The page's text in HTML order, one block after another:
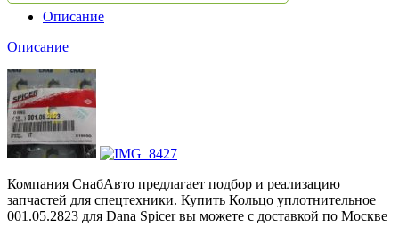
Описание
Описание
Компания СнабАвто предлагает подбор и реализацию
запчастей для спецтехники. Купить Кольцо уплотнительное
001.05.2823 для Dana Spicer вы можете с доставкой по Москве